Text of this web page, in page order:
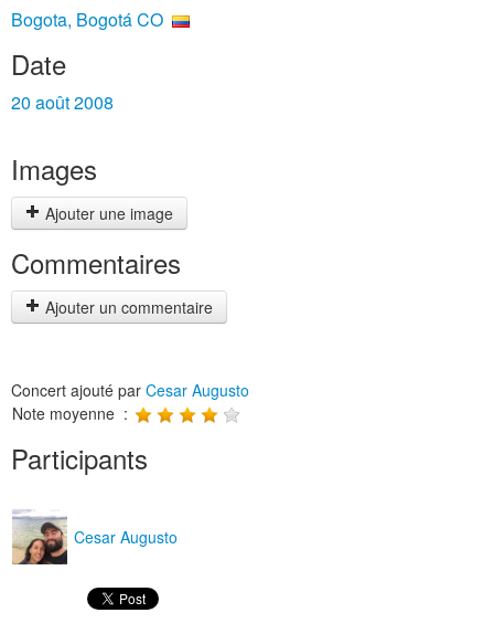
Bogota, Bogotá CO
Date
20 août 2008
Images
Ajouter une image
Commentaires
Ajouter un commentaire
Concert ajouté par Cesar Augusto
Note moyenne :
Participants
Cesar Augusto